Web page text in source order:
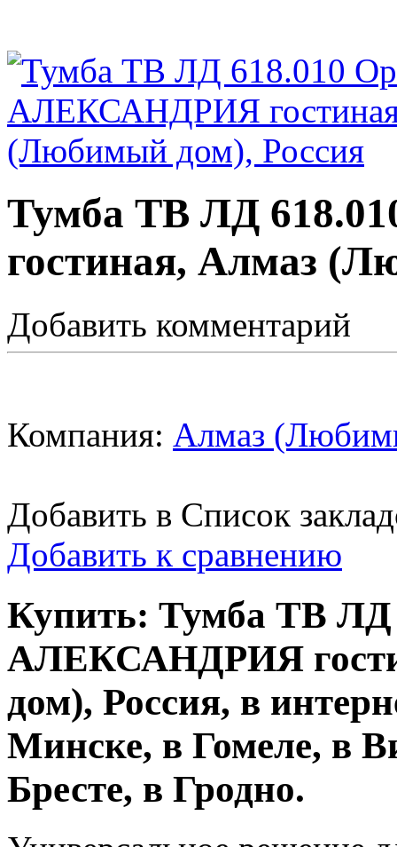
Тумба ТВ ЛД
гостиная, Алмаз
Добавить комментарий
Компания: Алмаз
Добавить в Список
Добавить к сравнению
Купить: Тумба ТВ ЛД
АЛЕКСАНДРИЯ
дом), Россия, в
Минске, в Гомеле, в
Бресте, в Гродно.